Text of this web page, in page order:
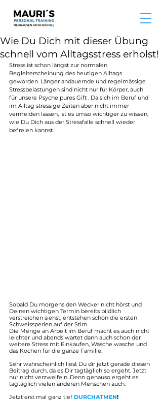
Wie Du Dich mit dieser Übung
schnell vom Alltagsstress erholst!
Stress ist schon längst zur normalen
Begleiterscheinung des heutigen Alltags
geworden. Länger andauernde und regelmässige
Stressbelastungen sind nicht nur für Körper, auch
für unsere Psyche pures Gift . Da sich im Beruf und
im Alltag stressige Zeiten aber nicht immer
vermeiden lassen, ist es umso wichtiger zu wissen,
wie Du Dich aus der Stressfalle schnell wieder
befreien kannst.
Sobald Du morgens den Wecker nicht hörst und
Deinen wichtigen Termin bereits bildlich
verstreichen siehst, entstehen schon die ersten
Schweissperlen auf der Stirn.
Die Menge an Arbeit im Beruf macht es auch nicht
leichter und abends wartet dann auch schon der
weitere Stress mit Einkaufen, Wäsche wasche und
das Kochen für die ganze Familie.
Sehr wahrscheinlich liest Du dir jetzt gerade diesen
Beitrag durch, da es Dir tagtäglich so ergeht. Jetzt
nur nicht verzweifeln. Denn genauso ergeht es
tagtäglich vielen anderen Menschen auch.
Jetzt erst mal ganz tief DURCHATMEN!